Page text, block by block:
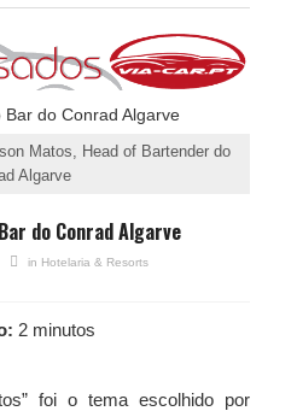
Matos, Head of Bartender do
Algarve
do Conrad Algarve
in Hotelaria & Resorts
2 minutos
foi o tema escolhido por